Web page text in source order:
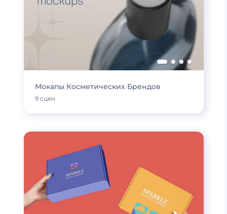
Мокапы Косметических Брендов
9 сцен